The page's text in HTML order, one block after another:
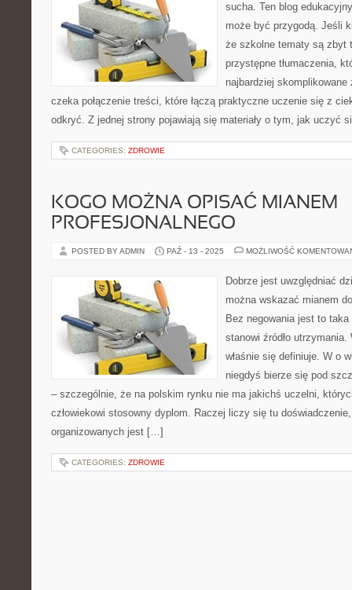
sucha. Ten blog
może być przygodą. Jeśli
że szkolne tematy są zbyt
przystępne tłumaczenia,
najbardziej
czeka połączenie treści, które łączą praktyczne uczenie się z
odkryć. Z jednej strony pojawiają się materiały o tym, jak uczyć
CATEGORIES: ZDROWIE
KOGO MOŻNA OPISAĆ MIANEM
PROFESJONALNEGO
POSTED BY ADMIN PAŹ - 13 - 2025 MOŻLIWOŚĆ
Dobrze jest uwzględniać
można wskazać mianem
Bez negowania jest to
stanowi źródło
właśnie się definiuje. W o
niegdyś bierze się pod
– szczególnie, że na polskim rynku nie ma jakichś uczelni,
człowiekowi stosowny dyplom. Raczej liczy się tu
organizowanych jest […]
CATEGORIES: ZDROWIE